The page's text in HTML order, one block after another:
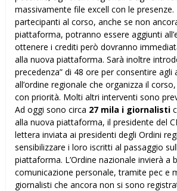
massivamente file excell con le
partecipanti al corso, anche se non
piattaforma, potranno essere aggiunti
ottenere i crediti però dovranno
alla nuova piattaforma. Sarà inoltre
precedenza” di 48 ore per consentire agli
all’ordine regionale che organizza il
con priorità. Molti altri interventi sono
Ad oggi sono circa 27 mila i giornalisti
alla nuova piattaforma, il presidente del
lettera inviata ai presidenti degli Ordini
sensibilizzare i loro iscritti al passaggio
piattaforma. L’Ordine nazionale invierà a
comunicazione personale, tramite pec e
giornalisti che ancora non si sono